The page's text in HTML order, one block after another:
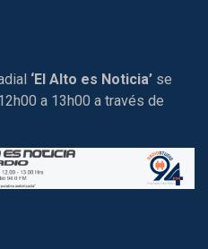
‘El Alto es Noticia’ se
a 13h00 a través de